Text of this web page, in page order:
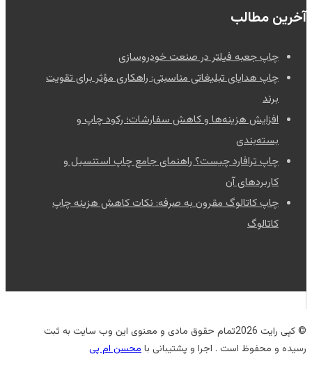
آخرین مطالب
چاپ جعبه فیلتر در صنعت خودروسازی
چاپ هدایای تبلیغاتی مناسبتی: راهکاری مؤثر برای تقویت
برند
افزایش هزینه‌ها و کاهش سفارشات؛ رکود چاپ و
بسته‌بندی
چاپ ترافارد چیست؟ راهنمای جامع چاپ استنسیل و
کاربردهای آن
چاپ کاتالوگ مقرون به صرفه: نکات کاهش هزینه چاپ
کاتالوگ
© کپی رایت 2026تمام حقوق مادی و معنوی این وب سایت به ثبت
رسیده و محفوظ است . اجرا و پشتیبانی بامحسن ام پی